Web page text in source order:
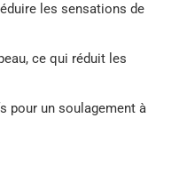
les sensations de
ce qui réduit les
pour un soulagement à